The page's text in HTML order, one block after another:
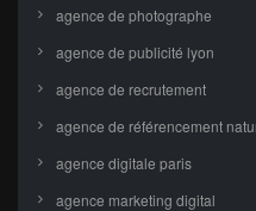
agence de photographe
agence de publicité lyon
agence de recrutement
agence de référencement
agence digitale paris
agence marketing digital